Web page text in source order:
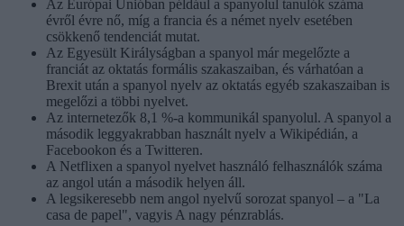
Az Európai Unióban például a spanyolul tanulók száma
évről évre nő, míg a francia és a német nyelv esetében
csökkenő tendenciát mutat.
Az Egyesült Királyságban a spanyol már megelőzte a
franciát az oktatás formális szakaszaiban, és várhatóan a
Brexit után a spanyol nyelv az oktatás egyéb szakaszaiban is
megelőzi a többi nyelvet.
Az internetezők 8,1 %-a kommunikál spanyolul. A spanyol a
második leggyakrabban használt nyelv a Wikipédián, a
Facebookon és a Twitteren.
A Netflixen a spanyol nyelvet használó felhasználók száma
az angol után a második helyen áll.
A legsikeresebb nem angol nyelvű sorozat spanyol – a "La
casa de papel", vagyis A nagy pénzrablás.